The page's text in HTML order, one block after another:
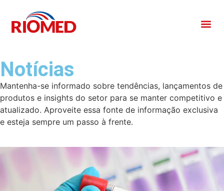
Notícias
Mantenha-se informado sobre tendências, lançamentos de
produtos e insights do setor para se manter competitivo e
atualizado. Aproveite essa fonte de informação exclusiva
e esteja sempre um passo à frente.